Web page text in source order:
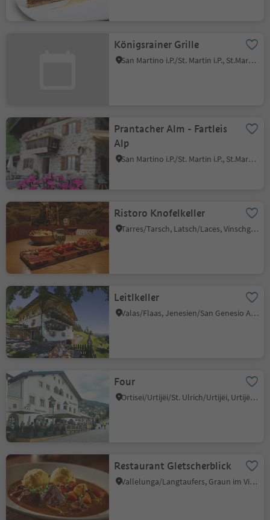
Königsrainer Grille
San Martino i.P./St. Martin i.P., St.Martin in Passeier/San Martino in Passiria, Meran/Merano and environs
Prantacher Alm - Fartleis
Alp
San Martino i.P./St. Martin i.P., St.Martin in Passeier/San Martino in Passiria, Meran/Merano and environs
Ristoro Knofelkeller
Tarres/Tarsch, Latsch/Laces, Vinschgau/Val Venosta
Leitlkeller
Valas/Flaas, Jenesien/San Genesio Atesino, Bolzano/Bozen and environs
Four
Ortisei/Urtijëi/St. Ulrich/Urtijëi, Urtijëi/Ortisei, Dolomites Region Val Gardena
Restaurant Gletscherblick
Vallelunga/Langtaufers, Graun im Vinschgau/Curon Venosta, Vinschgau/Val Venosta